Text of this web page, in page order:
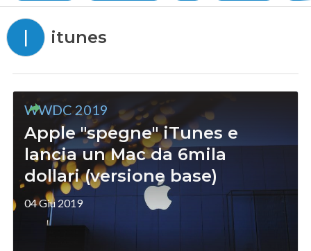
I itunes
WWDC 2019
Apple "spegne" iTunes e
lancia un Mac da 6mila
dollari (versione base)
04 Giu 2019